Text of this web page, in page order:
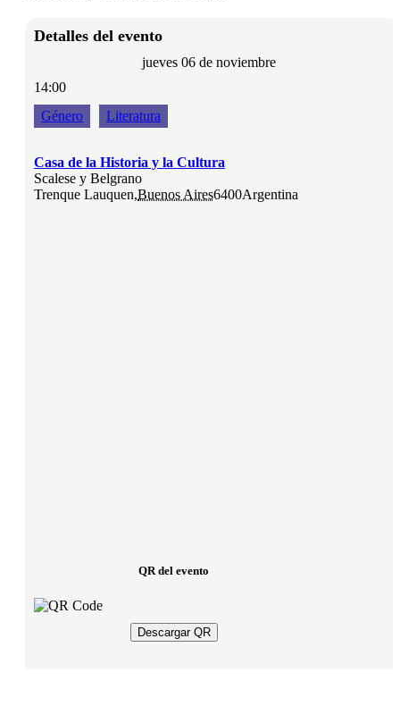
Detalles del evento
jueves 06 de noviembre
14:00
Género
Literatura
Casa de la Historia y la Cultura
Scalese y Belgrano
Trenque Lauquen,Buenos Aires6400Argentina
QR del evento
Descargar QR